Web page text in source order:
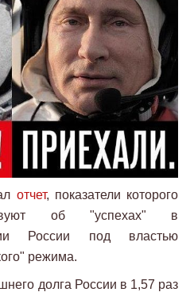
отчет, показатели которого
об "успехах" в
России под властью
режима.
долга России в 1,57 раз